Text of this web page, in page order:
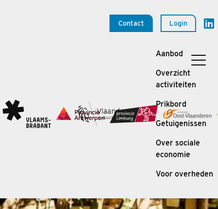
Contact Login
Aanbod
Overzicht
activiteiten
Prikbord
Getuigenissen
Over sociale
economie
Voor overheden